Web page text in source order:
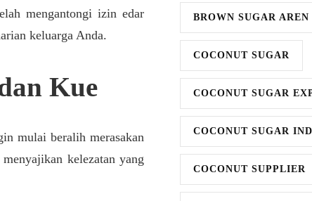
mengantongi izin edar
keluarga Anda.
Kue
mulai beralih merasakan
kelezatan yang
BROWN SUGAR AREN
COCONUT SUGAR
COCONUT SUGAR
COCONUT SUGAR
COCONUT SUPPLIER